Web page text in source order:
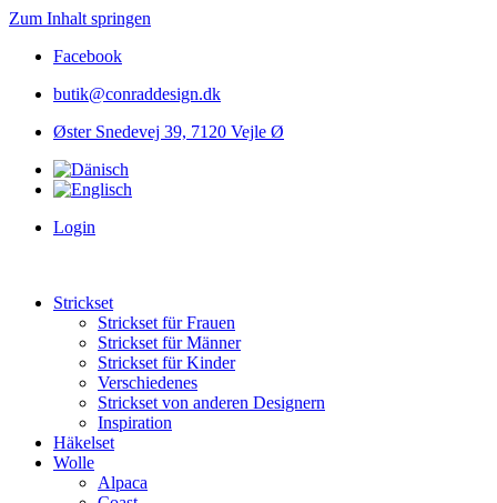
Zum Inhalt springen
Facebook
butik@conraddesign.dk
Øster Snedevej 39, 7120 Vejle Ø
Login
Strickset
Strickset für Frauen
Strickset für Männer
Strickset für Kinder
Verschiedenes
Strickset von anderen Designern
Inspiration
Häkelset
Wolle
Alpaca